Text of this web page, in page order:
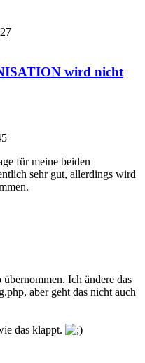
wird nicht
für meine beiden
sehr gut, allerdings wird
Ich ändere das
aber geht das nicht auch
das klappt.